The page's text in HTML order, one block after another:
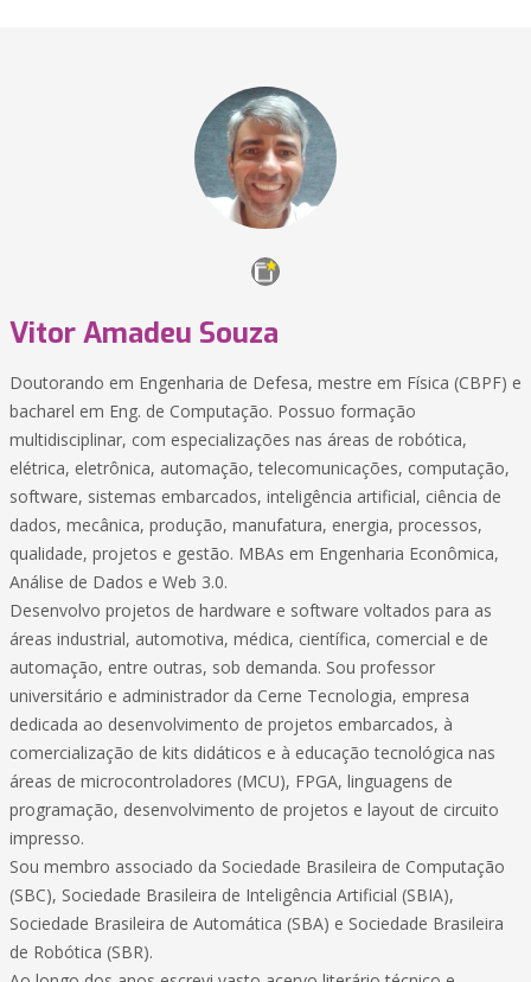
Vitor Amadeu Souza
Doutorando em Engenharia de Defesa, mestre em Física (CBPF) e
bacharel em Eng. de Computação. Possuo formação
multidisciplinar, com especializações nas áreas de robótica,
elétrica, eletrônica, automação, telecomunicações, computação,
software, sistemas embarcados, inteligência artificial, ciência de
dados, mecânica, produção, manufatura, energia, processos,
qualidade, projetos e gestão. MBAs em Engenharia Econômica,
Análise de Dados e Web 3.0.
Desenvolvo projetos de hardware e software voltados para as
áreas industrial, automotiva, médica, científica, comercial e de
automação, entre outras, sob demanda. Sou professor
universitário e administrador da Cerne Tecnologia, empresa
dedicada ao desenvolvimento de projetos embarcados, à
comercialização de kits didáticos e à educação tecnológica nas
áreas de microcontroladores (MCU), FPGA, linguagens de
programação, desenvolvimento de projetos e layout de circuito
impresso.
Sou membro associado da Sociedade Brasileira de Computação
(SBC), Sociedade Brasileira de Inteligência Artificial (SBIA),
Sociedade Brasileira de Automática (SBA) e Sociedade Brasileira
de Robótica (SBR).